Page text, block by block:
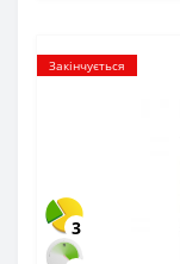
Закінчується
3